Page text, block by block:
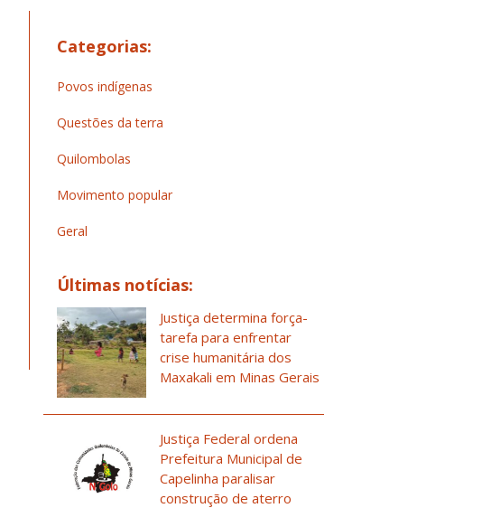
Categorias:
Povos indígenas
Questões da terra
Quilombolas
Movimento popular
Geral
Últimas notícias:
Justiça determina força-
tarefa para enfrentar
crise humanitária dos
Maxakali em Minas Gerais
Justiça Federal ordena
Prefeitura Municipal de
Capelinha paralisar
construção de aterro